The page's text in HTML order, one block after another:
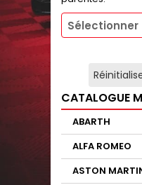
Sélectionner
CATALOGUE
ABARTH
ALFA ROMEO
ASTON